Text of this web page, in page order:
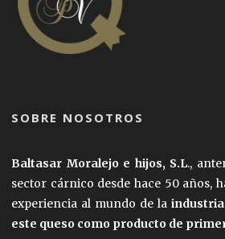
SOBRE NOSOTROS
Baltasar Moralejo e hijos, S.L.,
sector cárnico desde hace 50 años,
experiencia al mundo de la
este queso como producto de